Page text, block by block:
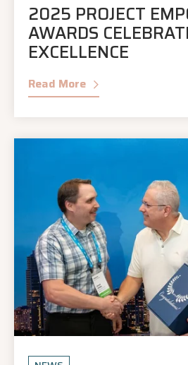
2025 PROJECT
AWARDS
EXCELLENCE
Read More